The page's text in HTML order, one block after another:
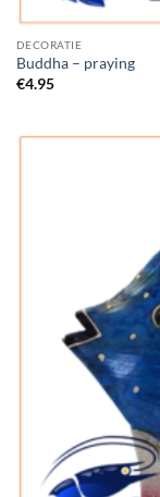
DECORATIE
Buddha – praying
€4.95